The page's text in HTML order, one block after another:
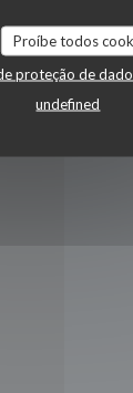
Proíbe todos
proteção de
undefined